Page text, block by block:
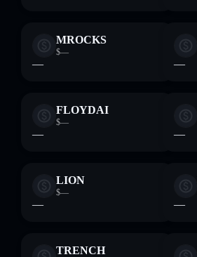
MROCKS
$—
— —
FLOYDAI
$—
— —
LION
$—
— —
TRENCH